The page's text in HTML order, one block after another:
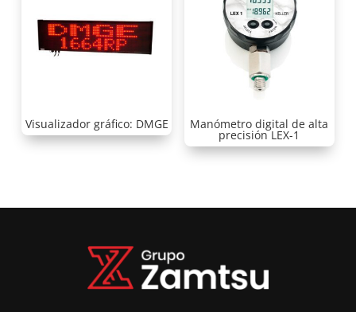
Visualizador gráfico: DMGE Manómetro digital de alta
precisión LEX-1